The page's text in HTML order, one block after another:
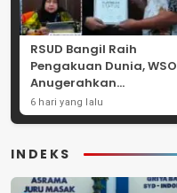
RSUD Bangil Raih
Pengakuan Dunia, WSO
Anugerahkan
Penghargaan
Internasional untuk
6 hari yang lalu
INDEKS